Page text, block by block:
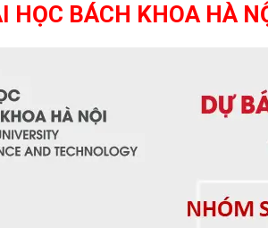
BÁCH KHOA HÀ